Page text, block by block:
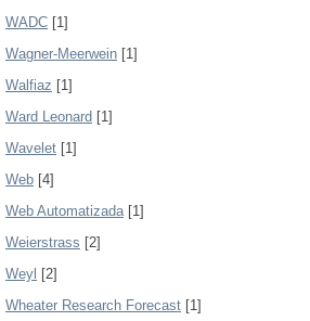
WADC [1]
Wagner-Meerwein [1]
Walfiaz [1]
Ward Leonard [1]
Wavelet [1]
Web [4]
Web Automatizada[1]
Weierstrass [2]
Weyl [2]
Wheater Research Forecast [1]